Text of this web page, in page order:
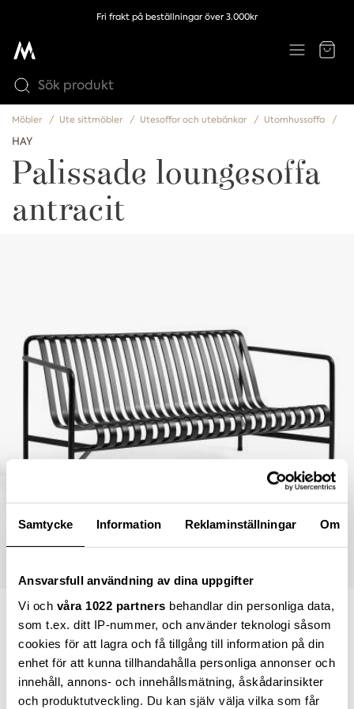
Samtycke Information Reklaminställningar Om
Ansvarsfull användning av dina uppgifter
Vi och våra 1022 partners behandlar din personliga data,
som t.ex. ditt IP-nummer, och använder teknologi såsom
cookies för att lagra och få tillgång till information på din
enhet för att kunna tillhandahålla personliga annonser och
innehåll, annons- och innehållsmätning, åskådarinsikter
och produktutveckling. Du kan själv välja vilka som får
Fri frakt på beställningar över 3.000kr
Möbler Ute sittmöbler Utesoffor och utebänkar Utomhussoffa
HAY
Palissade loungesoffa
antracit
13 599,00 kr
Lägg i varukorgen